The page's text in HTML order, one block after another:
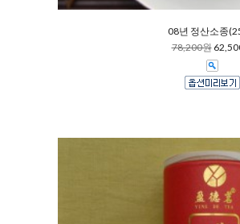
08년 정산소종
78,200원